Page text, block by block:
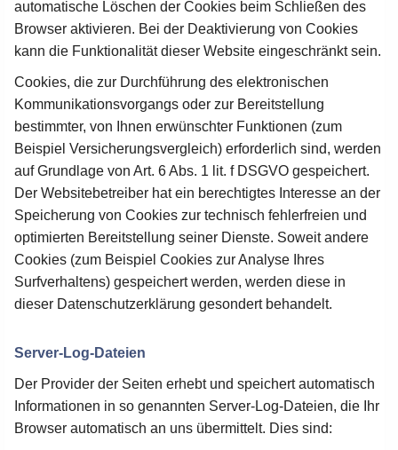
automatische Löschen der Cookies beim Schließen des
Browser aktivieren. Bei der Deaktivierung von Cookies
kann die Funktionalität dieser Website eingeschränkt sein.
Cookies, die zur Durchführung des elektronischen
Kommunikationsvorgangs oder zur Bereitstellung
bestimmter, von Ihnen erwünschter Funktionen (zum
Beispiel Versicherungsvergleich) erforderlich sind, werden
auf Grundlage von Art. 6 Abs. 1 lit. f DSGVO gespeichert.
Der Websitebetreiber hat ein berechtigtes Interesse an der
Speicherung von Cookies zur technisch fehlerfreien und
optimierten Bereitstellung seiner Dienste. Soweit andere
Cookies (zum Beispiel Cookies zur Analyse Ihres
Surfverhaltens) gespeichert werden, werden diese in
dieser Datenschutzerklärung gesondert behandelt.
Server-Log-Dateien
Der Provider der Seiten erhebt und speichert automatisch
Informationen in so genannten Server-Log-Dateien, die Ihr
Browser automatisch an uns übermittelt. Dies sind: